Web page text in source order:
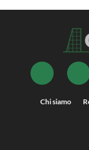
Chi siamo